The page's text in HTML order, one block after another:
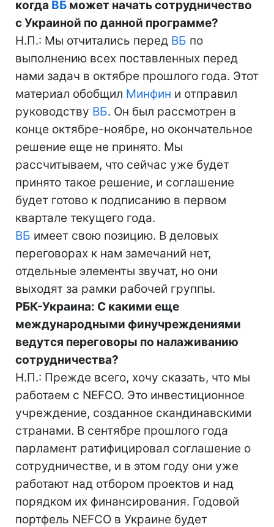
когда ВБ может начать сотрудничество
с Украиной по данной программе?
Н.П.: Мы отчитались перед ВБ по
выполнению всех поставленных перед
нами задач в октябре прошлого года. Этот
материал обобщил Минфин и отправил
руководству ВБ. Он был рассмотрен в
конце октябре-ноябре, но окончательное
решение еще не принято. Мы
рассчитываем, что сейчас уже будет
принято такое решение, и соглашение
будет готово к подписанию в первом
квартале текущего года.
ВБ имеет свою позицию. В деловых
переговорах к нам замечаний нет,
отдельные элементы звучат, но они
выходят за рамки рабочей группы.
РБК-Украина: С какими еще
международными финучреждениями
ведутся переговоры по налаживанию
сотрудничества?
Н.П.: Прежде всего, хочу сказать, что мы
работаем с NEFCO. Это инвестиционное
учреждение, созданное скандинавскими
странами. В сентябре прошлого года
парламент ратифицировал соглашение о
сотрудничестве, и в этом году они уже
работают над отбором проектов и над
порядком их финансирования. Годовой
портфель NEFCO в Украине будет